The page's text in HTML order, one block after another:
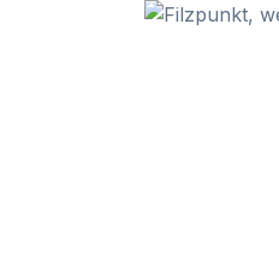
Bildergalerie überspringen